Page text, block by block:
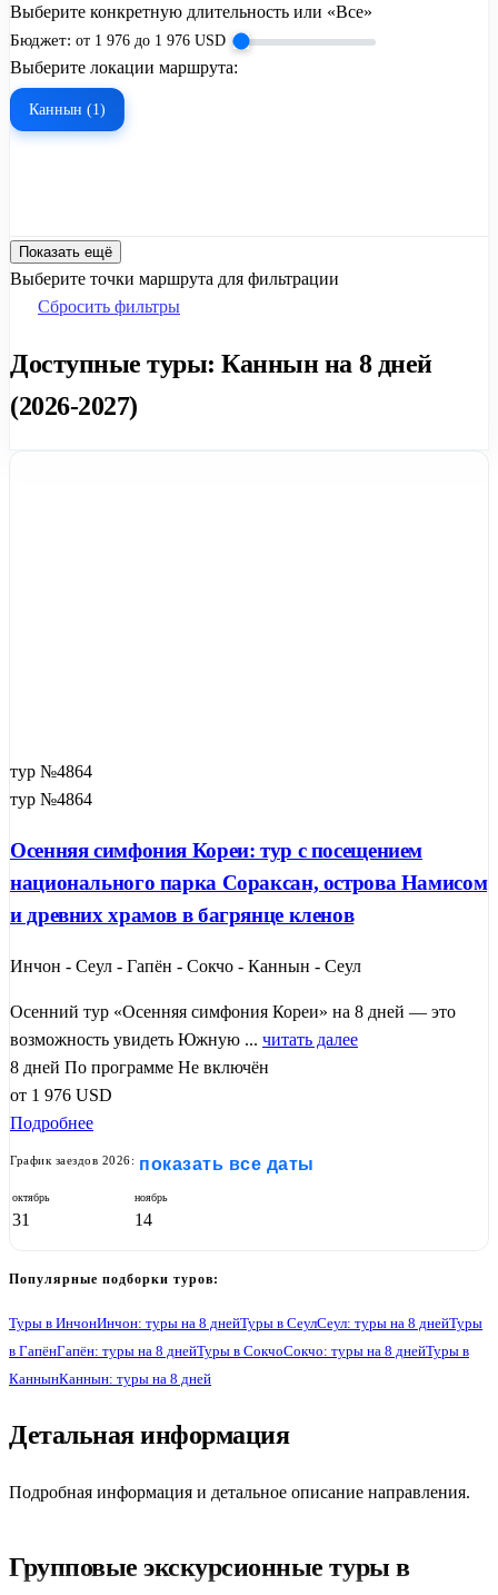
Выберите конкретную длительность или «Все»
Бюджет: от 1 976 до 1 976 USD
Выберите локации маршрута:
Каннын (1)
Показать ещё
Выберите точки маршрута для фильтрации
Сбросить фильтры
Доступные туры: Каннын на 8 дней
(2026-2027)
1
тур №4864
тур №4864
Осенняя симфония Кореи: тур с посещением
национального парка Сораксан, острова Намисом
и древних храмов в багрянце кленов
Инчон - Сеул - Гапён - Сокчо - Каннын - Сеул
Осенний тур «Осенняя симфония Кореи» на 8 дней — это
возможность увидеть Южную ... читать далее
8 дней По программе Не включён
от 1 976 USD
Подробнее
График заездов 2026: показать все даты
октябрь
31
ноябрь
14
Популярные подборки туров:
Туры в ИнчонИнчон: туры на 8 днейТуры в СеулСеул: туры на 8 днейТуры
в ГапёнГапён: туры на 8 днейТуры в СокчоСокчо: туры на 8 днейТуры в
КаннынКаннын: туры на 8 дней
Детальная информация
Подробная информация и детальное описание направления.
Групповые экскурсионные туры в